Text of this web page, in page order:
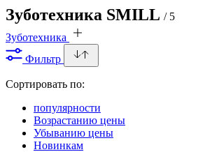
Зуботехника SMILL / 5
Зуботехника
Фильтр
Сортировать по:
популярности
Возрастанию цены
Убыванию цены
Новинкам